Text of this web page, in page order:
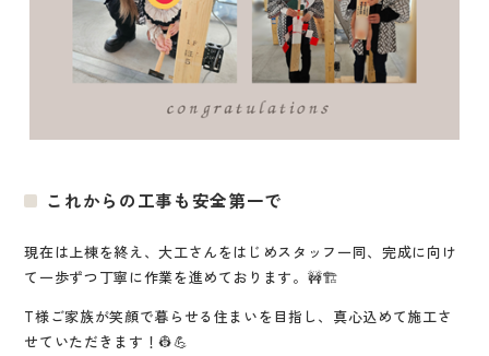
これからの工事も安全第一で
現在は上棟を終え、大工さんをはじめスタッフ一同、完成に向け
て一歩ずつ丁寧に作業を進めております。🚧🏗️
T様ご家族が笑顔で暮らせる住まいを目指し、真心込めて施工さ
せていただきます！👷💪